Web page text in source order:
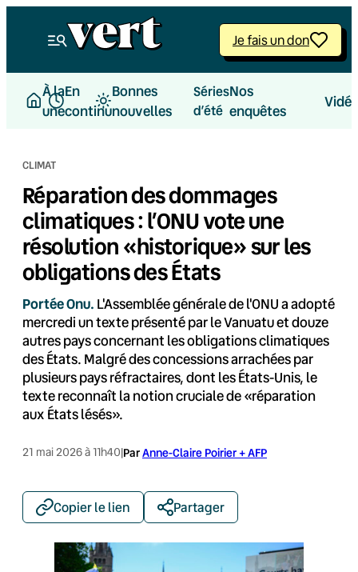
Je fais un don
À la
une
En
continu
Bonnes
nouvelles
Séries
d’été
Nos
enquêtes
CLIMAT
Réparation des dommages
climatiques : l’ONU vote une
résolution «historique» sur les
obligations des États
Portée Onu. L'Assemblée générale de l'ONU a adopté
mercredi un texte présenté par le Vanuatu et douze
autres pays concernant les obligations climatiques
des États. Malgré des concessions arrachées par
plusieurs pays réfractaires, dont les États-Unis, le
texte reconnaît la notion cruciale de «réparation
aux États lésés».
21 mai 2026 à 11h40|ParAnne-Claire Poirier + AFP
Copier le lien Partager